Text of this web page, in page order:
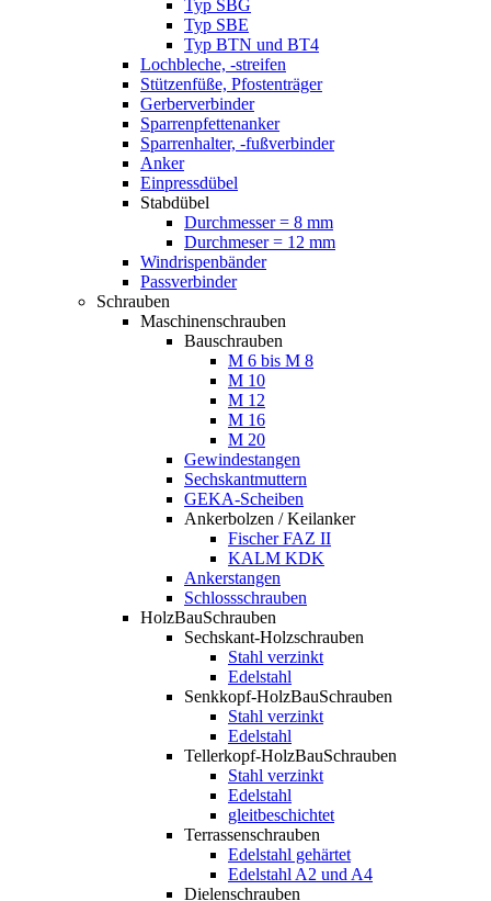
Typ SBG
Typ SBE
Typ BTN und BT4
Lochbleche, -streifen
Stützenfüße, Pfostenträger
Gerberverbinder
Sparrenpfettenanker
Sparrenhalter, -fußverbinder
Anker
Einpressdübel
Stabdübel
Durchmesser = 8 mm
Durchmeser = 12 mm
Windrispenbänder
Passverbinder
Schrauben
Maschinenschrauben
Bauschrauben
M 6 bis M 8
M 10
M 12
M 16
M 20
Gewindestangen
Sechskantmuttern
GEKA-Scheiben
Ankerbolzen / Keilanker
Fischer FAZ II
KALM KDK
Ankerstangen
Schlossschrauben
HolzBauSchrauben
Sechskant-Holzschrauben
Stahl verzinkt
Edelstahl
Senkkopf-HolzBauSchrauben
Stahl verzinkt
Edelstahl
Tellerkopf-HolzBauSchrauben
Stahl verzinkt
Edelstahl
gleitbeschichtet
Terrassenschrauben
Edelstahl gehärtet
Edelstahl A2 und A4
Dielenschrauben